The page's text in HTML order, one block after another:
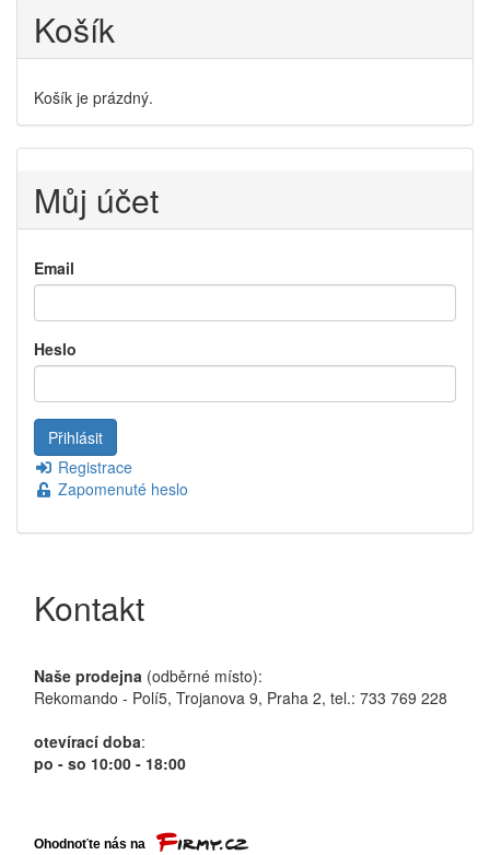
Košík
Košík je prázdný.
Můj účet
Email
Heslo
Registrace
Zapomenuté heslo
Kontakt
Naše prodejna (odběrné místo):
Rekomando - Polí5, Trojanova 9, Praha 2, tel.: 733 769 228
otevírací doba:
po - so 10:00 - 18:00